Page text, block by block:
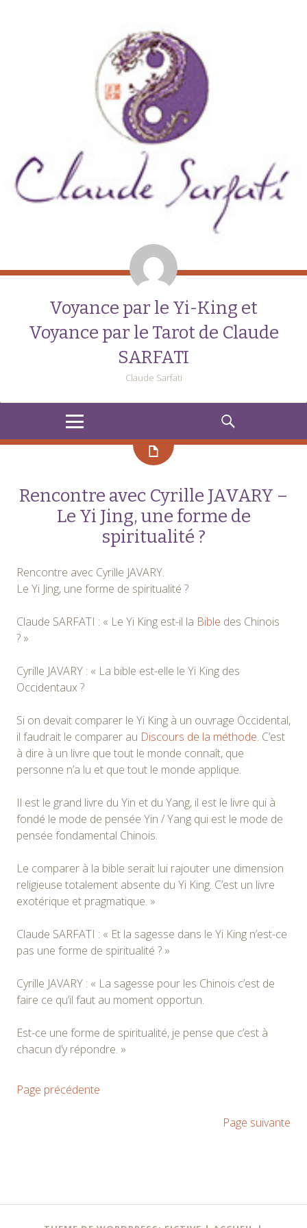
Voyance par le Yi-King et
Voyance par le Tarot de Claude
SARFATI
Claude Sarfati
RECHERCHE
Rencontre avec Cyrille JAVARY –
Le Yi Jing, une forme de
spiritualité ?
Rencontre avec Cyrille JAVARY.
Le Yi Jing, une forme de spiritualité ?
Claude SARFATI : « Le Yi King est-il la Bible des Chinois
? »
Cyrille JAVARY : « La bible est-elle le Yi King des
Occidentaux ?
Si on devait comparer le Yi King à un ouvrage Occidental,
il faudrait le comparer au Discours de la méthode. C’est
à dire à un livre que tout le monde connaît, que
personne n’a lu et que tout le monde applique.
Il est le grand livre du Yin et du Yang, il est le livre qui à
fondé le mode de pensée Yin / Yang qui est le mode de
pensée fondamental Chinois.
Le comparer à la bible serait lui rajouter une dimension
religieuse totalement absente du Yi King. C’est un livre
exotérique et pragmatique. »
Claude SARFATI : « Et la sagesse dans le Yi King n’est-ce
pas une forme de spiritualité ? »
Cyrille JAVARY : « La sagesse pour les Chinois c’est de
faire ce qu’il faut au moment opportun.
Est-ce une forme de spiritualité, je pense que c’est à
chacun d’y répondre. »
Page précédente
Page suivante